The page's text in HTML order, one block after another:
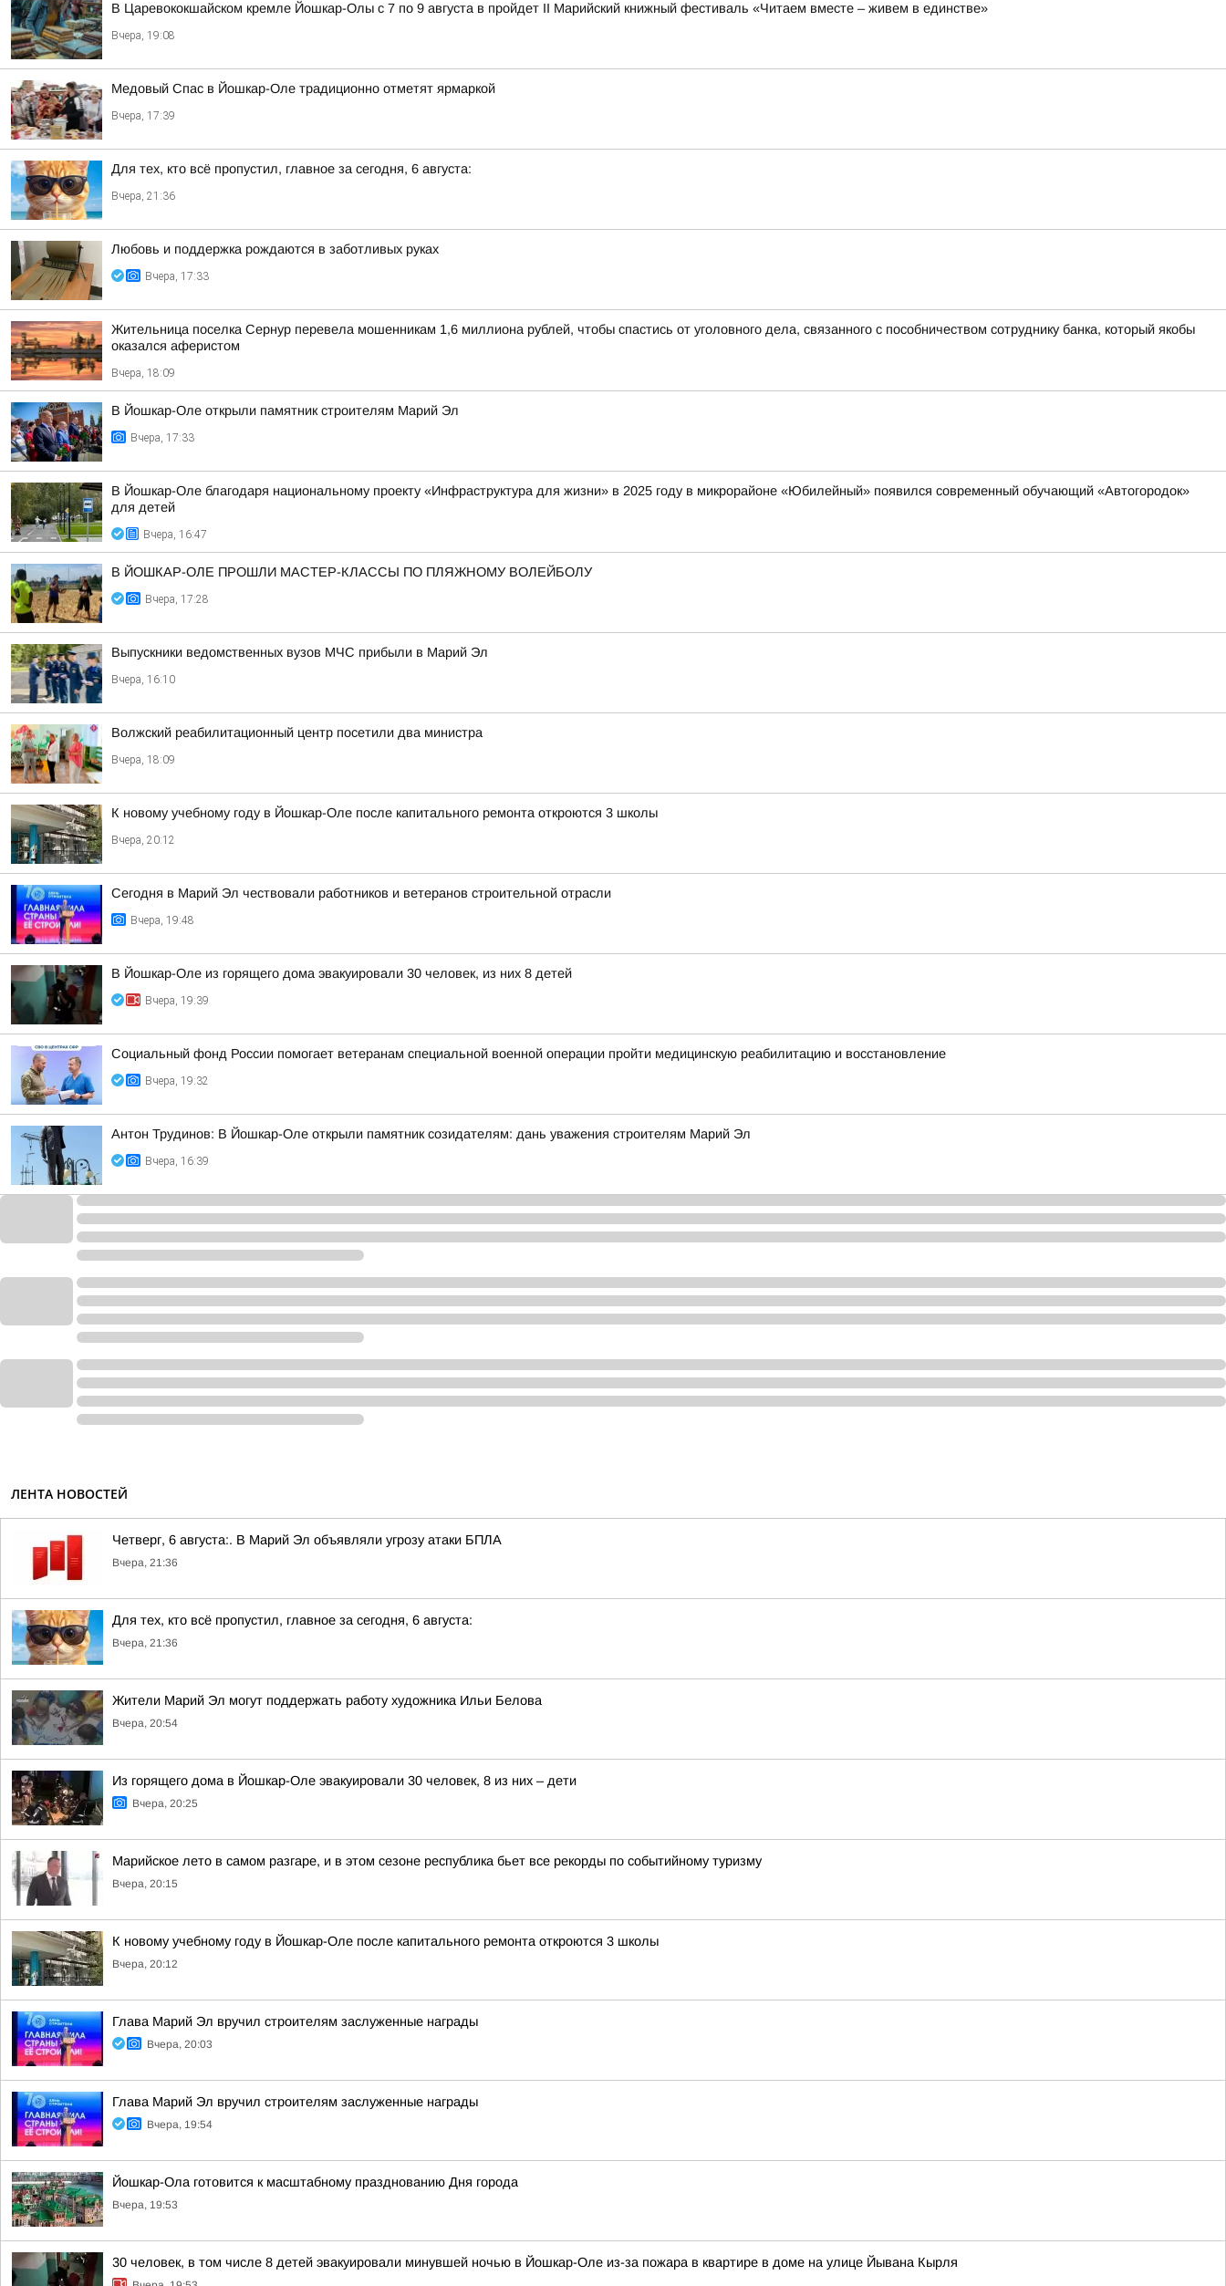
В Царевококшайском кремле Йошкар-Олы с 7 по 9 августа в пройдет II Марийский книжный фестиваль «Читаем вместе – живем в единстве»
Вчера, 19:08
Медовый Спас в Йошкар-Оле традиционно отметят ярмаркой
Вчера, 17:39
Для тех, кто всё пропустил, главное за сегодня, 6 августа:
Вчера, 21:36
Любовь и поддержка рождаются в заботливых руках
Вчера, 17:33
Жительница поселка Сернур перевела мошенникам 1,6 миллиона рублей, чтобы спастись от уголовного дела, связанного с пособничеством сотруднику банка, который якобы
оказался аферистом
Вчера, 18:09
В Йошкар-Оле открыли памятник строителям Марий Эл
Вчера, 17:33
В Йошкар-Оле благодаря национальному проекту «Инфраструктура для жизни» в 2025 году в микрорайоне «Юбилейный» появился современный обучающий «Автогородок»
для детей
Вчера, 16:47
В ЙОШКАР-ОЛЕ ПРОШЛИ МАСТЕР-КЛАССЫ ПО ПЛЯЖНОМУ ВОЛЕЙБОЛУ
Вчера, 17:28
Выпускники ведомственных вузов МЧС прибыли в Марий Эл
Вчера, 16:10
Волжский реабилитационный центр посетили два министра
Вчера, 18:09
К новому учебному году в Йошкар-Оле после капитального ремонта откроются 3 школы
Вчера, 20:12
Сегодня в Марий Эл чествовали работников и ветеранов строительной отрасли
Вчера, 19:48
В Йошкар-Оле из горящего дома эвакуировали 30 человек, из них 8 детей
Вчера, 19:39
Социальный фонд России помогает ветеранам специальной военной операции пройти медицинскую реабилитацию и восстановление
Вчера, 19:32
Антон Трудинов: В Йошкар-Оле открыли памятник созидателям: дань уважения строителям Марий Эл
Вчера, 16:39
ЛЕНТА НОВОСТЕЙ
Четверг, 6 августа:. В Марий Эл объявляли угрозу атаки БПЛА
Вчера, 21:36
Для тех, кто всё пропустил, главное за сегодня, 6 августа:
Вчера, 21:36
Жители Марий Эл могут поддержать работу художника Ильи Белова
Вчера, 20:54
Из горящего дома в Йошкар-Оле эвакуировали 30 человек, 8 из них – дети
Вчера, 20:25
Марийское лето в самом разгаре, и в этом сезоне республика бьет все рекорды по событийному туризму
Вчера, 20:15
К новому учебному году в Йошкар-Оле после капитального ремонта откроются 3 школы
Вчера, 20:12
Глава Марий Эл вручил строителям заслуженные награды
Вчера, 20:03
Глава Марий Эл вручил строителям заслуженные награды
Вчера, 19:54
Йошкар-Ола готовится к масштабному празднованию Дня города
Вчера, 19:53
30 человек, в том числе 8 детей эвакуировали минувшей ночью в Йошкар-Оле из-за пожара в квартире в доме на улице Йывана Кырля